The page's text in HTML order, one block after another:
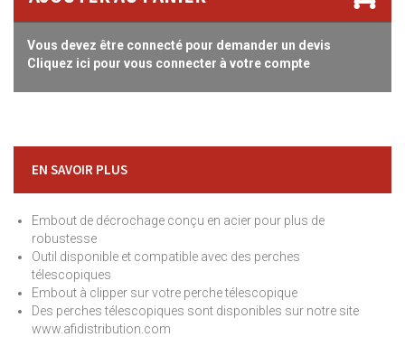
Vous devez être connecté pour demander un devis
Cliquez ici pour vous connecter à votre compte
EN SAVOIR PLUS
Embout de décrochage conçu en acier pour plus de
robustesse
Outil disponible et compatible avec des perches
télescopiques
Embout à clipper sur votre perche télescopique
Des perches télescopiques sont disponibles sur notre site
www.afidistribution.com